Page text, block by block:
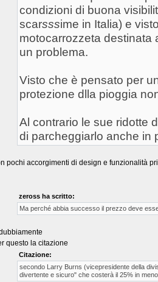
condizioni di buona
scarsssime in Italia) e
motocarrozzeta destinata
un problema.
Visto che è pensato per
protezione dlla pioggia
Al contrario le sue ridotte
di parcheggiarlo anche in
pochi accorgimenti di design e funzionalità
zeross ha scritto:
Ma perché abbia successo il prezzo deve
questo la citazione
Citazione:
secondo Larry Burns (vicepresidente della
divertente e sicuro" che costerà il 25% in